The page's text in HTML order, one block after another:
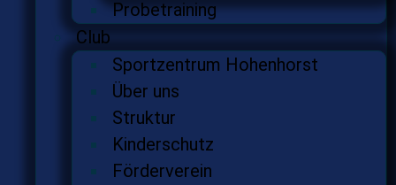
Probetraining
Club
Sportzentrum Hohenhorst
Über uns
Struktur
Kinderschutz
Förderverein